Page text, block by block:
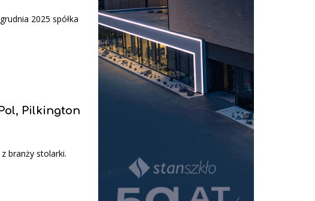
2025 spółka
Pilkington
branży stolarki.